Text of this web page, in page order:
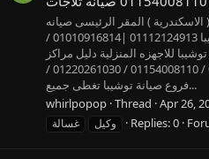
الاسكندرية ) المقر الرئيسى صيانه
توشيبا| صيانه ديب فريزر توشيبا 01112124913 |01010916814 /
/ 01220261030 / توشيبا للاجهزه المنزلية دليل مراكز
صيانة اجهزة توشيبا 01010916814 / 01154008110 / 01220261030 /
فروع صيانة توشيبا تغطى جميع...
whirlpopop Thread Apr 26,
غسالة
وكيل Replies: 0